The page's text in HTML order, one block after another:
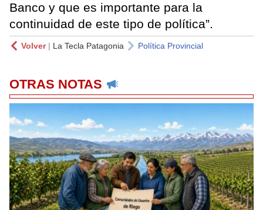
Banco y que es importante para la
continuidad de este tipo de política”.
Volver| La Tecla Patagonia Política Provincial
OTRAS NOTAS